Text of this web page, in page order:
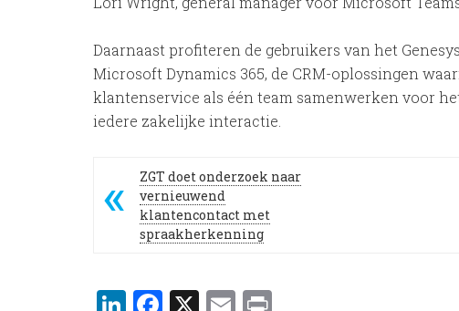
Daarnaast profiteren de gebruikers van het
Microsoft Dynamics 365, de CRM-oplossingen
klantenservice als één team samenwerken voor
iedere zakelijke interactie.
ZGT doet onderzoek naar
vernieuwend
klantencontact met
spraakherkenning